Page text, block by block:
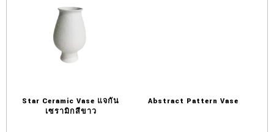
Star Ceramic Vase แจกัน
เซรามิกสีขาว
Abstract Pattern Vase